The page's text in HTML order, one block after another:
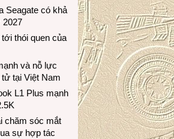
Seagate có khả
2027
thói quen của
và nỗ lực
tại Việt Nam
L1 Plus mạnh
chăm sóc mắt
sự hợp tác